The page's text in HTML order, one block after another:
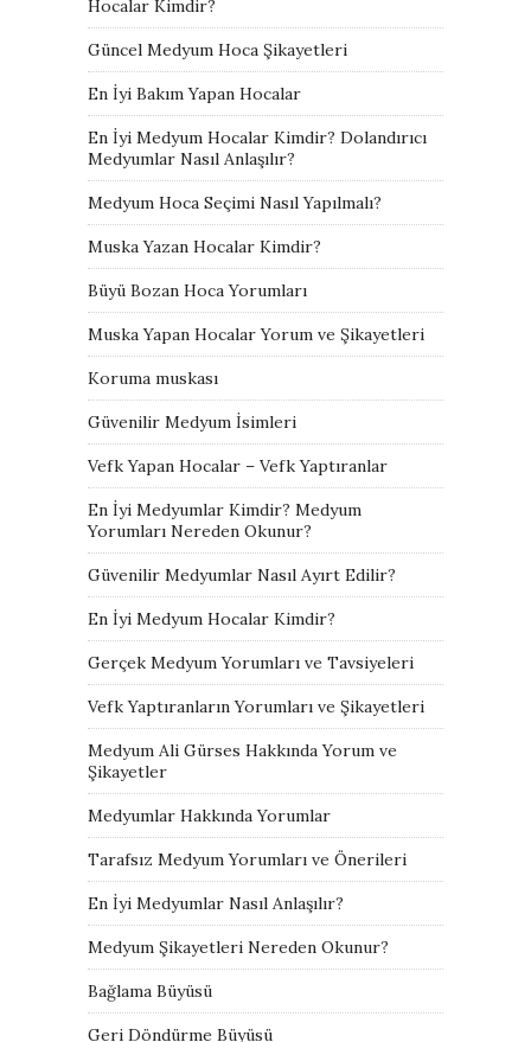
Hocalar Kimdir?
Güncel Medyum Hoca Şikayetleri
En İyi Bakım Yapan Hocalar
En İyi Medyum Hocalar Kimdir? Dolandırıcı
Medyumlar Nasıl Anlaşılır?
Medyum Hoca Seçimi Nasıl Yapılmalı?
Muska Yazan Hocalar Kimdir?
Büyü Bozan Hoca Yorumları
Muska Yapan Hocalar Yorum ve Şikayetleri
Koruma muskası
Güvenilir Medyum İsimleri
Vefk Yapan Hocalar – Vefk Yaptıranlar
En İyi Medyumlar Kimdir? Medyum
Yorumları Nereden Okunur?
Güvenilir Medyumlar Nasıl Ayırt Edilir?
En İyi Medyum Hocalar Kimdir?
Gerçek Medyum Yorumları ve Tavsiyeleri
Vefk Yaptıranların Yorumları ve Şikayetleri
Medyum Ali Gürses Hakkında Yorum ve
Şikayetler
Medyumlar Hakkında Yorumlar
Tarafsız Medyum Yorumları ve Önerileri
En İyi Medyumlar Nasıl Anlaşılır?
Medyum Şikayetleri Nereden Okunur?
Bağlama Büyüsü
Geri Döndürme Büyüsü